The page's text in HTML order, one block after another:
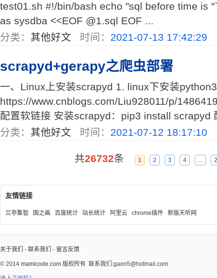
test01.sh #!/bin/bash echo "sql before time is
as sysdba <<EOF @1.sql EOF ...
分类： 其他好文 时间： 2021-07-13 17:42:29
scrapyd+gerapy之爬虫部署
一、Linux上安装scrapyd 1. linux下安装
https://www.cnblogs.com/Liu928011/p/
配置软链接 安装scrapyd：pip3 install scrapyd
分类： 其他好文 时间： 2021-07-12 18:17:10
共26732条 1 2 3 4 ...
友情链接
兰亭集智 国之画 百度统计 站长统计 阿里云 chrome插件 新版天听网
关于我们 - 联系我们 - 留言反馈
© 2014 mamicode.com 版权所有 联系我们:gaon5@hotmail.com